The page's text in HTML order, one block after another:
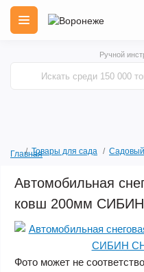
Ручной
ГлавнаяТовары для сада
Автомобильная
ковш 200мм
Фото может не